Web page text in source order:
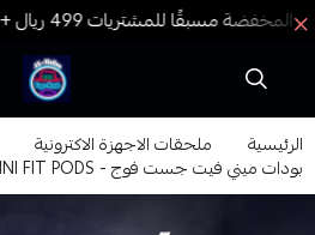
فيب المدينة
الرئيسية ملحقات الاجهزة الاكترونية
بودات ميني فيت جست فوج - JUSTFOG MINI FIT PODS